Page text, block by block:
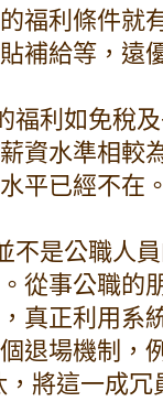
福利條件就
補給等，遠
福利如免稅
資水準相較
平已經不在
不是公職人
從事公職的
真正利用系
退場機制，
將這一成